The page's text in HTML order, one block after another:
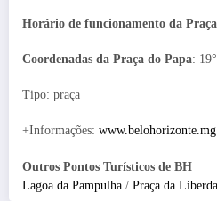
Horário de funcionamento da
Coordenadas da Praça do Papa:
Tipo: praça
+Informações:
Outros Pontos Turísticos de BH
Lagoa da Pampulha / Praça da